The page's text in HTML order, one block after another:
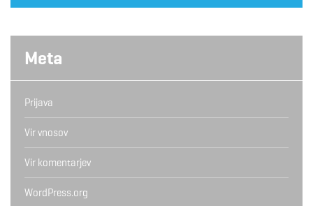
Meta
Prijava
Vir vnosov
Vir komentarjev
WordPress.org